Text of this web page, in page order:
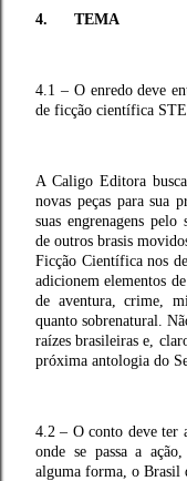
4. TEMA
4.1 – O enredo deve
de ficção científica
A Caligo Editora
novas peças para sua
suas engrenagens
de outros brasis
Ficção Científica nos
adicionem elementos
de aventura, crime,
quanto sobrenatural.
raízes brasileiras e,
próxima antologia do
4.2 – O conto deve ter
onde se passa a
alguma forma, o Brasil